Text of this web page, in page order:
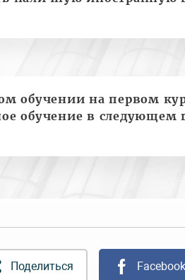
обучении на первом
обучение в следующем
Поделиться Facebook